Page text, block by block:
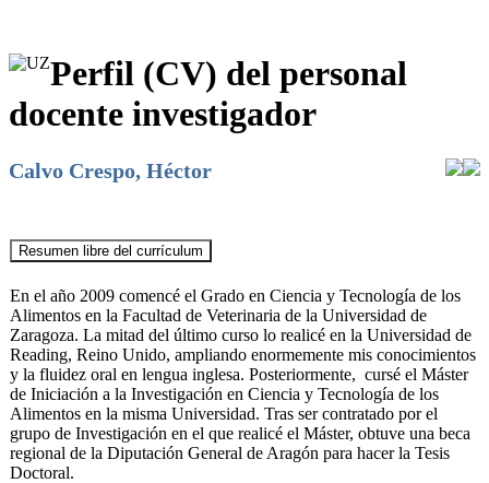
Perfil (CV) del personal
docente investigador
Calvo Crespo, Héctor
En el año 2009 comencé el Grado en Ciencia y Tecnología de los
Alimentos en la Facultad de Veterinaria de la Universidad de
Zaragoza. La mitad del último curso lo realicé en la Universidad de
Reading, Reino Unido, ampliando enormemente mis conocimientos
y la fluidez oral en lengua inglesa. Posteriormente, cursé el Máster
de Iniciación a la Investigación en Ciencia y Tecnología de los
Alimentos en la misma Universidad. Tras ser contratado por el
grupo de Investigación en el que realicé el Máster, obtuve una beca
regional de la Diputación General de Aragón para hacer la Tesis
Doctoral.